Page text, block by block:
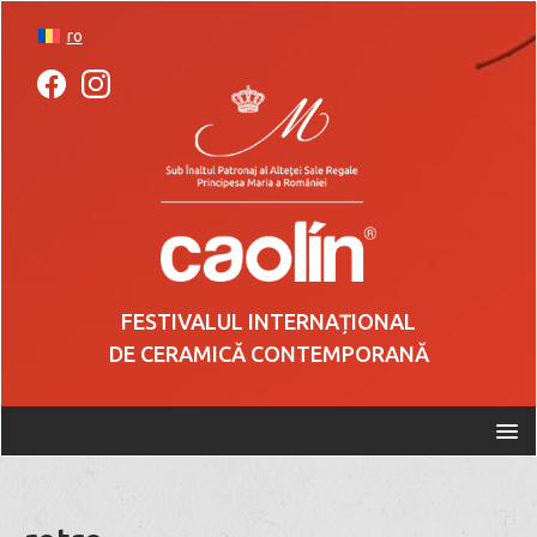
ro
FESTIVALUL INTERNAȚIONAL
DE CERAMICĂ CONTEMPORANĂ